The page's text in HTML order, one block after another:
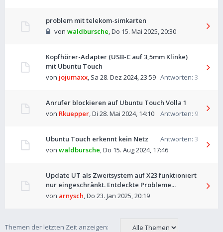
problem mit telekom-simkarten
von waldbursche,Do 15. Mai 2025, 20:30
Kopfhörer-Adapter (USB-C auf 3,5mm Klinke)
mit Ubuntu Touch
Antworten: 3
von jojumaxx, Sa 28. Dez 2024, 23:59
Anrufer blockieren auf Ubuntu Touch Volla 1
Antworten: 9
von Rkuepper,Di 28. Mai 2024, 14:10
Ubuntu Touch erkennt kein Netz Antworten: 3
von waldbursche,Do 15. Aug 2024, 17:46
Update UT als Zweitsystem auf X23 funktioniert
nur eingeschränkt. Entdeckte Probleme...
von arnysch,Do 23. Jan 2025, 20:19
Themen der letzten Zeit anzeigen: